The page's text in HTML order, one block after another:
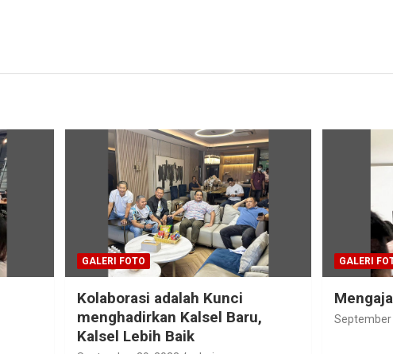
GALERI FOTO
Kolaborasi adalah Kunci
menghadirkan Kalsel Baru,
Kalsel Lebih Baik
GALERI
September